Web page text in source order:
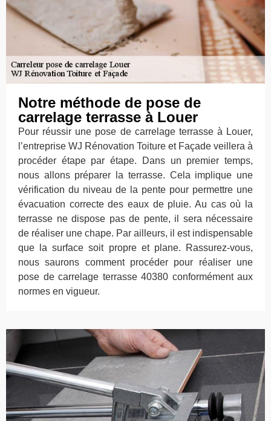
Notre méthode de pose de
carrelage terrasse à Louer
Pour réussir une pose de carrelage terrasse à Louer,
l’entreprise WJ Rénovation Toiture et Façade veillera à
procéder étape par étape. Dans un premier temps,
nous allons préparer la terrasse. Cela implique une
vérification du niveau de la pente pour permettre une
évacuation correcte des eaux de pluie. Au cas où la
terrasse ne dispose pas de pente, il sera nécessaire
de réaliser une chape. Par ailleurs, il est indispensable
que la surface soit propre et plane. Rassurez-vous,
nous saurons comment procéder pour réaliser une
pose de carrelage terrasse 40380 conformément aux
normes en vigueur.